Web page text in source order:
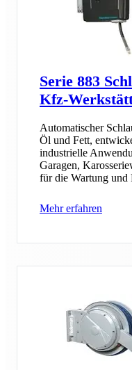
Serie 883
Kfz-
Automatischer
Öl und Fett,
industrielle
Garagen,
für die Wartung und
Mehr erfahren